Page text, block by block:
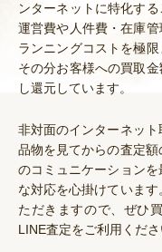
ンターネットに特化す
運営費や人件費・在庫
ランニングコストを極限
その分お客様への買取
し還元しています。
非対面のインターネッ
品物を見てからの査定
のコミュニケーション
な対応を心掛けていま
ただきますので、ぜひ
LINE査定をご利用くださ